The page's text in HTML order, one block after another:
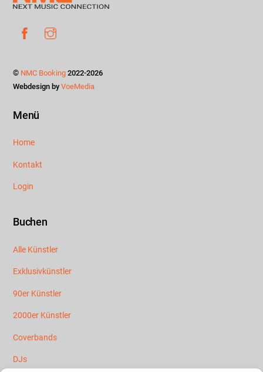
Facebook
© NMC Booking 2022-2026
Webdesign byVoeMedia
Menü
Home
Kontakt
Login
Buchen
Alle Künstler
Exklusivkünstler
90er Künstler
2000er Künstler
Coverbands
DJs